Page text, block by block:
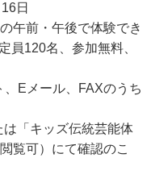
日
午前・午後で体験でき
員120名、参加無料、
Eメール、FAXのうち
「キッズ伝統芸能体
覧可）にて確認のこ